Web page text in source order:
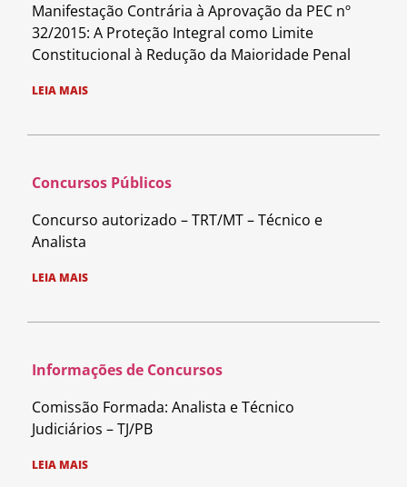
Manifestação Contrária à Aprovação da PEC nº
32/2015: A Proteção Integral como Limite
Constitucional à Redução da Maioridade Penal
LEIA MAIS
Concursos Públicos
Concurso autorizado – TRT/MT – Técnico e
Analista
LEIA MAIS
Informações de Concursos
Comissão Formada: Analista e Técnico
Judiciários – TJ/PB
LEIA MAIS